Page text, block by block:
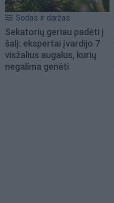
Sodas ir daržas
Sekatorių geriau padėti į
šalį: ekspertai įvardijo 7
visžalius augalus, kurių
negalima genėti